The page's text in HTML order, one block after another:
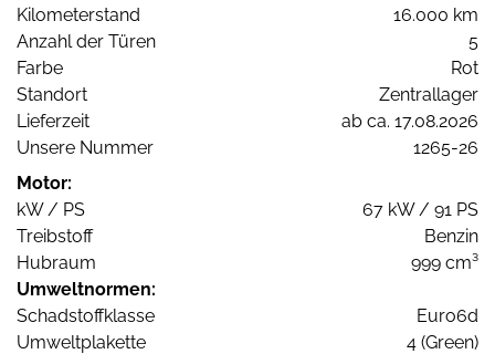
Kilometerstand
16.000 km
Anzahl der Türen
5
Farbe
Rot
Standort
Zentrallager
Lieferzeit
ab ca. 17.08.2026
Unsere Nummer
1265-26
Motor:
kW / PS
67 kW / 91 PS
Treibstoff
Benzin
Hubraum
999 cm³
Umweltnormen:
Schadstoffklasse
Euro6d
Umweltplakette
4 (Green)